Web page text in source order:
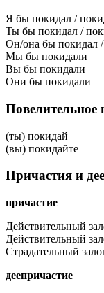
Я бы покидал /
Ты бы покидал /
Он/она бы покидал /
Мы бы покидали
Вы бы покидали
Они бы покидали
Повелительное
(ты) покидай
(вы) покидайте
Причастия и
причастие
Действительный
Действительный
Страдательный
деепричастие